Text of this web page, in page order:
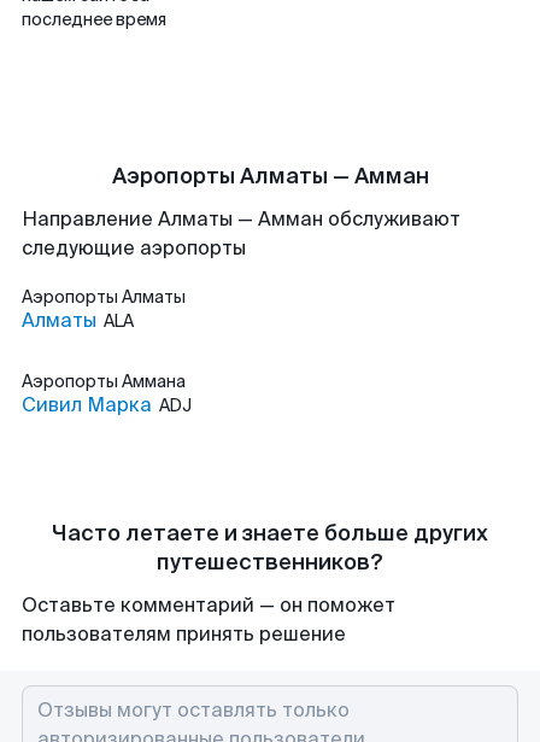
последнее время
Аэропорты Алматы — Амман
Направление Алматы — Амман обслуживают
следующие аэропорты
Аэропорты Алматы
Алматы ALA
Аэропорты Аммана
Сивил Марка ADJ
Часто летаете и знаете больше других
путешественников?
Оставьте комментарий — он поможет
пользователям принять решение